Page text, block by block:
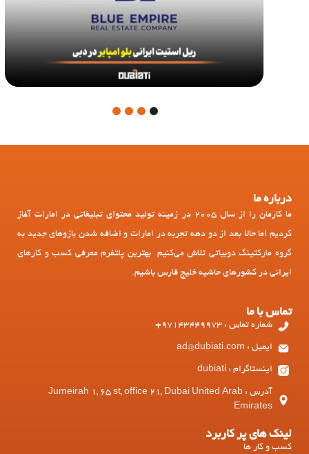
1
درباره ما
ما کارمان را از سال 2005 در زمینه تولید محتوای تبلیغاتی در امارات آغاز
کردیم اما حالا بعد از دو دهه تجربه در امارات و اضافه شدن بازوهای جدید به
گروه مارکتینگ دوبیاتی تلاش می‌کنیم بهترین پلتفرم معرفی کسب و کارهای
ایرانی در کشورهای حاشیه خلیج فارس باشیم.
تماس با ما
شماره تماس : 97143449973+
ایمیل : ad@dubiati.com
اینستاگرام : dubiati
آدرس : Jumeirah 1, 65 st, office 21, Dubai United Arab
Emirates
لینک های پر کاربرد
کسب و کار ها